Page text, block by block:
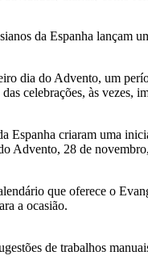
da Espanha lançam
dia do Advento, um
celebrações, às vezes,
Espanha criaram uma
Advento, 28 de
que oferece o
a ocasião.
de trabalhos